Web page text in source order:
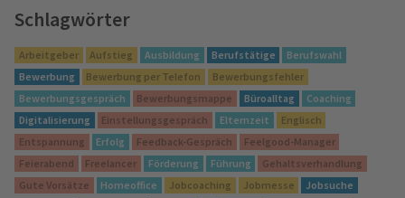
Schlagwörter
Arbeitgeber Aufstieg Ausbildung Berufstätige
Berufswahl
Bewerbung
Bewerbung per Telefon
Bewerbungsfehler
Bewerbungsgespräch
Bewerbungsmappe Büroalltag
Coaching
Digitalisierung
Einstellungsgespräch Elternzeit
Englisch
Entspannung
Erfolg Feedback-Gespräch
Feelgood-Manager
Feierabend
Freelancer Förderung Führung
Gehaltsverhandlung
Gute Vorsätze
Homeoffice Jobcoaching Jobmesse
Jobsuche